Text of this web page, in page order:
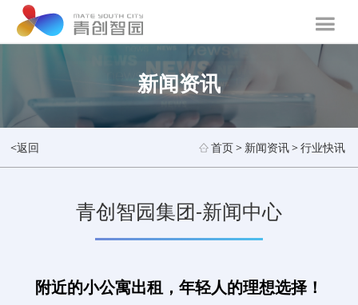
新闻资讯
<返回 首页> 新闻资讯>行业快讯
青创智园集团-新闻中心
附近的小公寓出租，年轻人的理想选择！